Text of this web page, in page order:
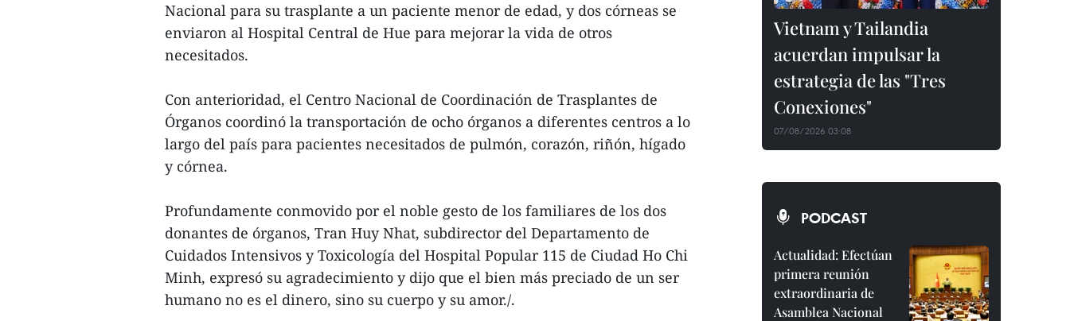
Nacional para su trasplante a un paciente menor de edad, y dos córneas se
enviaron al Hospital Central de Hue para mejorar la vida de otros
necesitados.
Con anterioridad, el Centro Nacional de Coordinación de Trasplantes de
Órganos coordinó la transportación de ocho órganos a diferentes centros a lo
largo del país para pacientes necesitados de pulmón, corazón, riñón, hígado
y córnea.
Profundamente conmovido por el noble gesto de los familiares de los dos
donantes de órganos, Tran Huy Nhat, subdirector del Departamento de
Cuidados Intensivos y Toxicología del Hospital Popular 115 de Ciudad Ho Chi
Minh, expresó su agradecimiento y dijo que el bien más preciado de un ser
humano no es el dinero, sino su cuerpo y su amor./.
Vietnam y Tailandia
acuerdan impulsar la
estrategia de las "Tres
Conexiones"
07/08/2026 03:08
PODCAST
Actualidad: Efectúan
primera reunión
extraordinaria de
Asamblea Nacional